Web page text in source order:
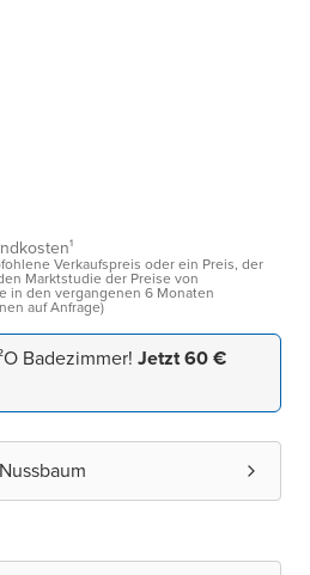
Verkaufspreis oder ein Preis, der
Marktstudie der Preise von
in den vergangenen 6 Monaten
auf Anfrage)
Badezimmer! Jetzt 60 €